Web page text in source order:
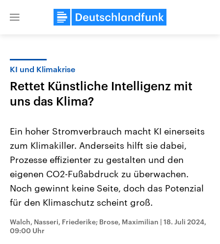
Close
Landtagswahl Sachsen-Anhalt
2026
Alle Informationen
Sachsen-Anhalt wählt am 6.
September 2026 einen neuen
Bundesland von einer Koalition aus
CDU, SPD und FDP regiert.-
Umfragen, Prognosen,
USA
Aktuelle Beiträge,
Hintergründe
gehören die Vereinigten
mit großem Einfluss auf
aktuelle Weltgeschehen.
KI und Klimakrise
Rettet Künstliche Intelligenz mit
uns das Klima?
Ein hoher Stromverbrauch macht KI einerseits
zum Klimakiller. Anderseits hilft sie dabei,
Prozesse effizienter zu gestalten und den
eigenen CO2-Fußabdruck zu überwachen.
Noch gewinnt keine Seite, doch das Potenzial
für den Klimaschutz scheint groß.
Walch, Nasseri, Friederike; Brose, Maximilian | 18. Juli 2024,
09:00 Uhr